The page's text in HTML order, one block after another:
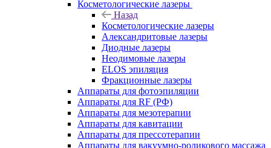
Косметологические лазеры
Назад
Косметологические лазеры
Александритовые лазеры
Диодные лазеры
Неодимовые лазеры
ELOS эпиляция
Фракционные лазеры
Аппараты для фотоэпиляции
Аппараты для RF (РФ)
Аппараты для мезотерапии
Аппараты для кавитации
Аппараты для прессотерапии
Аппараты для вакуумно-роликового массажа